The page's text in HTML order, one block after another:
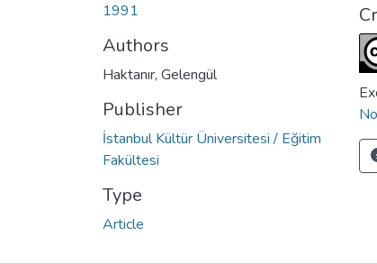
1991
Authors
Haktanır, Gelengül
Publisher
İstanbul Kültür Üniversitesi / Eğitim
Fakültesi
Type
Article